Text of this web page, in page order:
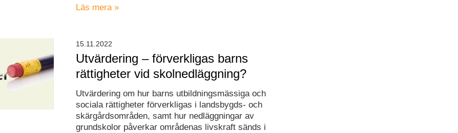
Läs mera »
Utvärdering – förverkligas barns
rättigheter vid skolnedläggning?
Utvärdering om hur barns utbildningsmässiga och
sociala rättigheter förverkligas i landsbygds- och
skärgårdsområden, samt hur nedläggningar av
grundskolor påverkar områdenas livskraft sänds i
15.11.2022